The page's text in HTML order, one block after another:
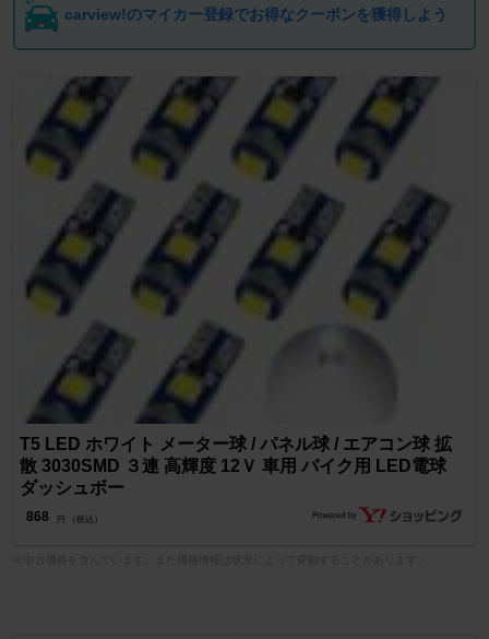
carview!のマイカー登録でお得なクーポンを獲得しよう
T5 LED ホワイト メーター球 / パネル球 / エアコン球 拡
散 3030SMD ３連 高輝度 12Ｖ 車用 バイク用 LED電球
ダッシュボー
868 円 （税込）